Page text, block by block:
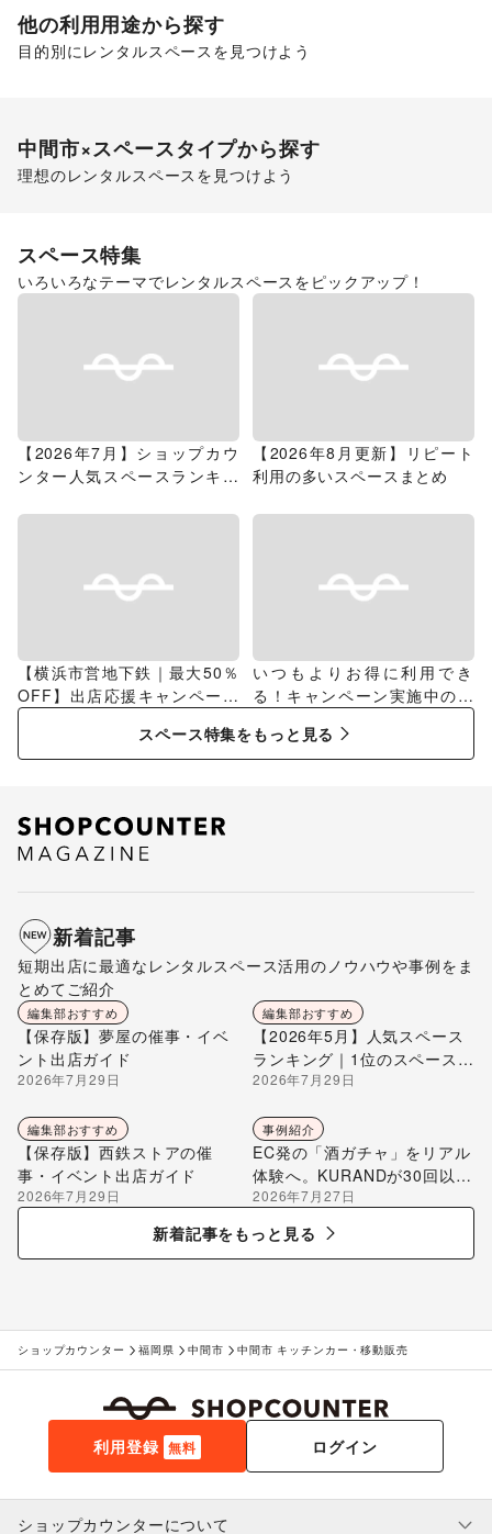
他の利用用途から探す
目的別にレンタルスペースを見つけよう
中間市×スペースタイプから探す
理想のレンタルスペースを見つけよう
スペース特集
いろいろなテーマでレンタルスペースをピックアップ！
【2026年7月】ショップカウ
ンター人気スペースランキン
【2026年8月更新】リピート
利用の多いスペースまとめ
【横浜市営地下鉄｜最大50％
OFF】出店応援キャンペーン
特集
いつもよりお得に利用でき
る！キャンペーン実施中のス
スペース特集をもっと見る
新着記事
短期出店に最適なレンタルスペース活用のノウハウや事例をま
とめてご紹介
編集部おすすめ
【保存版】夢屋の催事・イベ
ント出店ガイド
2026年7月29日
編集部おすすめ
【2026年5月】人気スペース
ランキング｜1位のスペースを
編集部が解説
2026年7月29日
編集部おすすめ
【保存版】西鉄ストアの催
事・イベント出店ガイド
2026年7月29日
事例紹介
EC発の「酒ガチャ」をリアル
体験へ。KURANDが30回以上
のポップアップ出店で届け
る“新しいお酒との出会い”
2026年7月27日
新着記事をもっと見る
ショップカウンター 福岡県 中間市 中間市 キッチンカー・移動販売
利用登録 無料 ログイン
ショップカウンターについて